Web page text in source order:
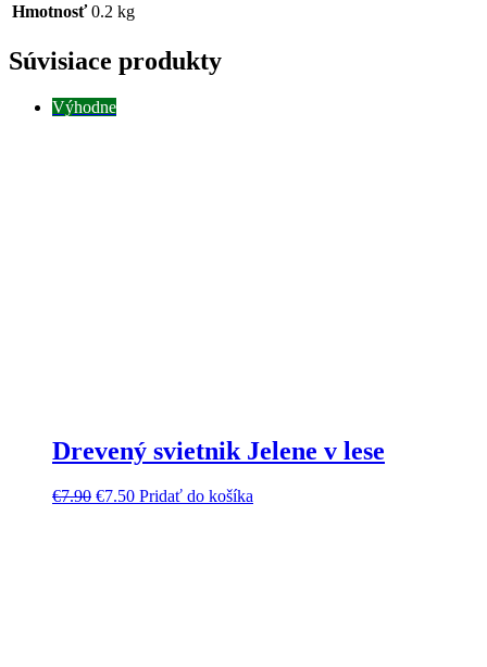
Hmotnosť 0.2 kg
Súvisiace produkty
Výhodne
Drevený svietnik Jelene v lese
€7.90 €7.50 Pridať do košíka